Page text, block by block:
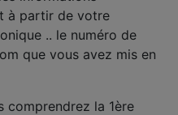
à partir de votre
.. le numéro de
que vous avez mis en
comprendrez la 1ère